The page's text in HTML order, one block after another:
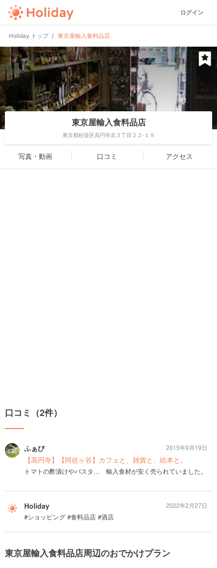
ログイン
Holiday トップ 東京屋輸入食料品店
東京屋輸入食料品店
東京都杉並区高円寺北３丁目２２-１９
写真・動画 口コミ アクセス
口コミ（2件）
ふぁび
【高円寺】【阿佐ヶ谷】カフェと、雑貨と、絵本と。
トマトの酢漬けやパスタ… 輸入食材が安く売られていました。
2015年9月19日
Holiday
#ショッピング #食料品店 #酒店
2022年2月27日
東京屋輸入食料品店周辺のおでかけプラン